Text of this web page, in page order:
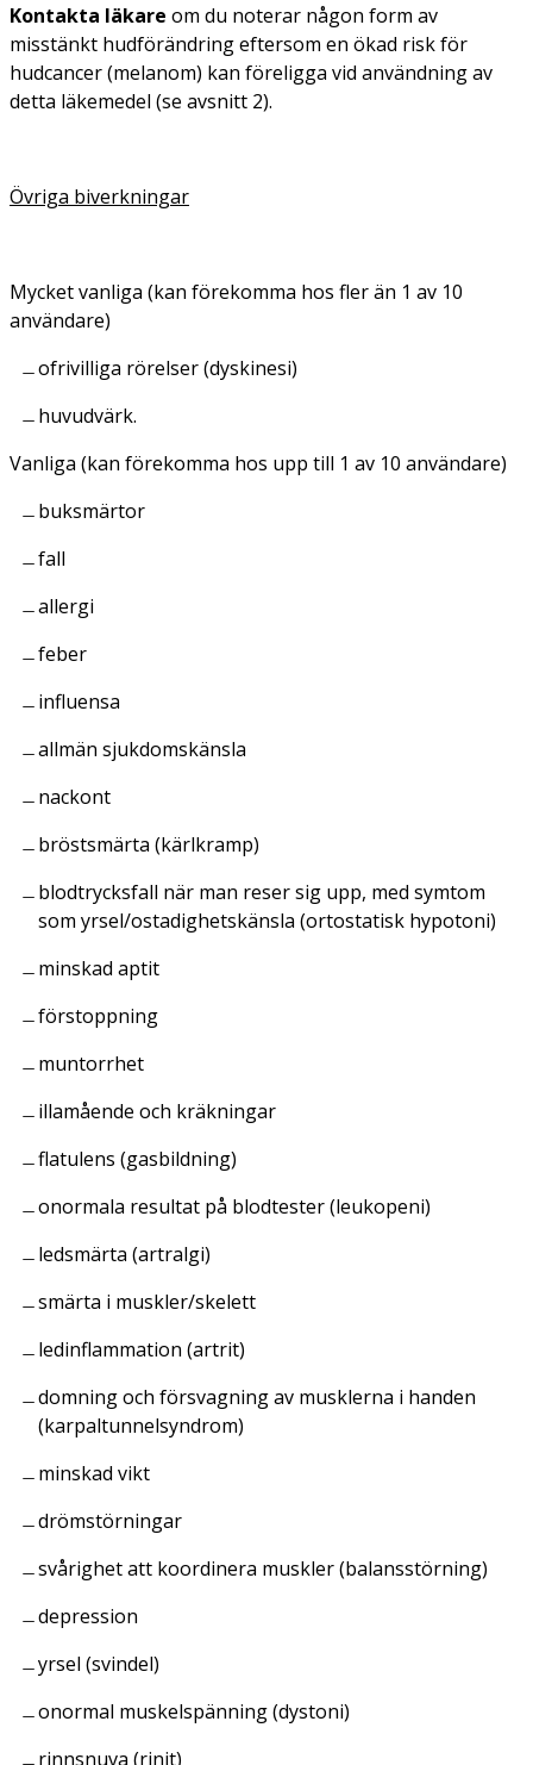
Kontakta läkare om du noterar någon form av
misstänkt hudförändring eftersom en ökad risk för
hudcancer (melanom) kan föreligga vid användning av
detta läkemedel (se avsnitt 2).
Övriga biverkningar
Mycket vanliga (kan förekomma hos fler än 1 av 10
användare)
ofrivilliga rörelser (dyskinesi)
huvudvärk.
Vanliga (kan förekomma hos upp till 1 av 10 användare)
buksmärtor
fall
allergi
feber
influensa
allmän sjukdomskänsla
nackont
bröstsmärta (kärlkramp)
blodtrycksfall när man reser sig upp, med symtom
som yrsel/ostadighetskänsla (ortostatisk hypotoni)
minskad aptit
förstoppning
muntorrhet
illamående och kräkningar
flatulens (gasbildning)
onormala resultat på blodtester (leukopeni)
ledsmärta (artralgi)
smärta i muskler/skelett
ledinflammation (artrit)
domning och försvagning av musklerna i handen
(karpaltunnelsyndrom)
minskad vikt
drömstörningar
svårighet att koordinera muskler (balansstörning)
depression
yrsel (svindel)
onormal muskelspänning (dystoni)
rinnsnuva (rinit)